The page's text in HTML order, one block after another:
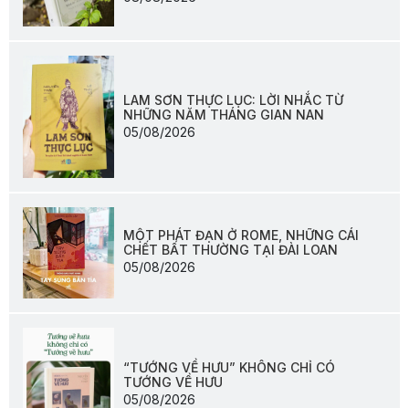
LAM SƠN THỰC LỤC: LỜI NHẮC TỪ
NHỮNG NĂM THÁNG GIAN NAN
05/08/2026
MỘT PHÁT ĐẠN Ở ROME, NHỮNG CÁI
CHẾT BẤT THƯỜNG TẠI ĐÀI LOAN
05/08/2026
“TƯỚNG VỀ HƯU” KHÔNG CHỈ CÓ
TƯỚNG VỀ HƯU
05/08/2026